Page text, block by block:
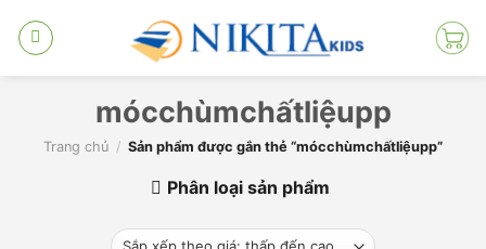
mócchùmchấtliệupp
Trang chủ / Sản phẩm được gắn thẻ “mócchùmchấtliệupp”
Phân loại sản phẩm